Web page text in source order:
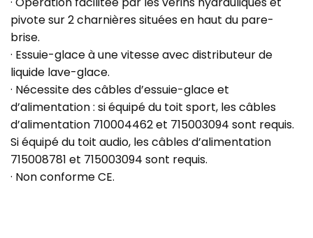
pivote sur 2 charnières situées en haut du pare-
brise.
· Essuie-glace à une vitesse avec distributeur de
liquide lave-glace.
· Nécessite des câbles d’essuie-glace et
d’alimentation : si équipé du toit sport, les câbles
d’alimentation 710004462 et 715003094 sont requis.
Si équipé du toit audio, les câbles d’alimentation
715008781 et 715003094 sont requis.
· Non conforme CE.